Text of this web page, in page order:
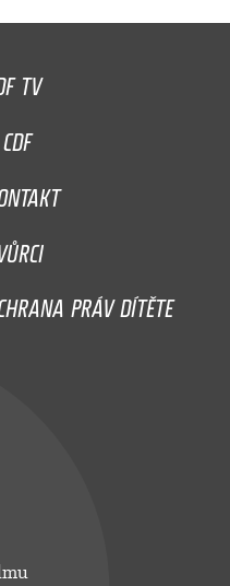
TV
PRÁV DÍTĚTE